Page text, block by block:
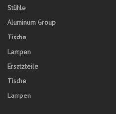
Stühle
Aluminum Group
Tische
Lampen
Ersatzteile
Tische
Lampen